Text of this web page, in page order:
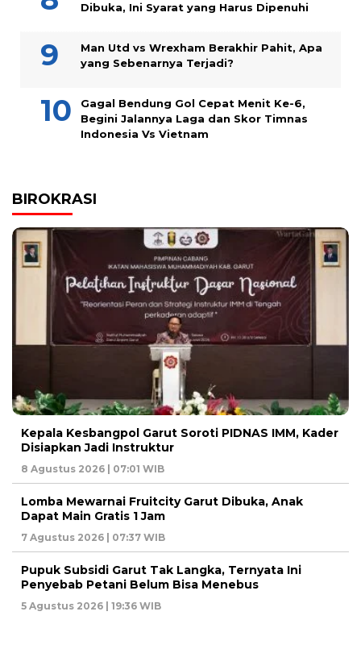
Dibuka, Ini Syarat yang Harus Dipenuhi
Man Utd vs Wrexham Berakhir Pahit, Apa
yang Sebenarnya Terjadi?
Gagal Bendung Gol Cepat Menit Ke-6,
Begini Jalannya Laga dan Skor Timnas
Indonesia Vs Vietnam
BIROKRASI
Kepala Kesbangpol Garut Soroti PIDNAS IMM, Kader
Disiapkan Jadi Instruktur
8 Agustus 2026 | 07:01 WIB
Lomba Mewarnai Fruitcity Garut Dibuka, Anak
Dapat Main Gratis 1 Jam
7 Agustus 2026 | 07:37 WIB
Pupuk Subsidi Garut Tak Langka, Ternyata Ini
Penyebab Petani Belum Bisa Menebus
5 Agustus 2026 | 19:36 WIB